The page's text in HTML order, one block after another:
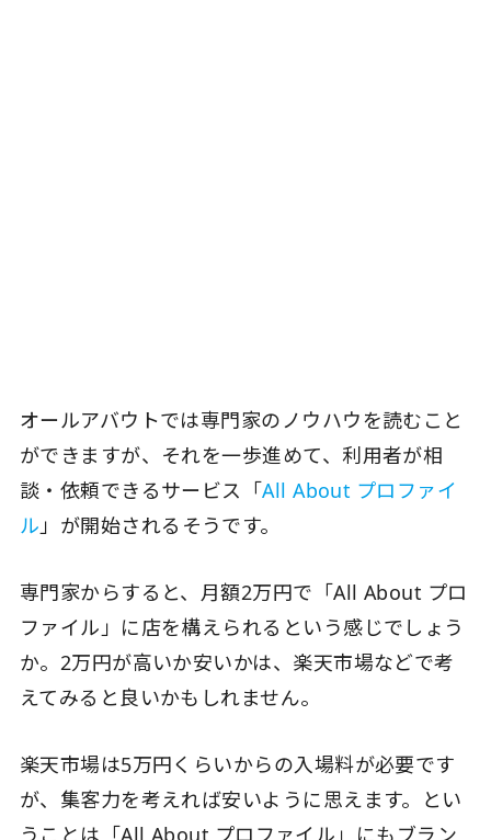
オールアバウトでは専門家のノウハウを読むこと
ができますが、それを一歩進めて、利用者が相
談・依頼できるサービス「All About プロファイ
ル」が開始されるそうです。
専門家からすると、月額2万円で「All About プロ
ファイル」に店を構えられるという感じでしょう
か。2万円が高いか安いかは、楽天市場などで考
えてみると良いかもしれません。
楽天市場は5万円くらいからの入場料が必要です
が、集客力を考えれば安いように思えます。とい
うことは「All About プロファイル」にもブラン